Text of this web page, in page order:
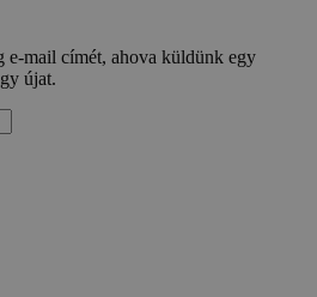
e-mail címét, ahova küldünk egy
újat.